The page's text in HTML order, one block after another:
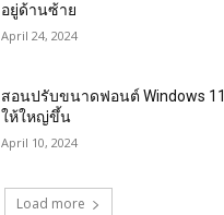
อยู่ด้านซ้าย
April 24, 2024
สอนปรับขนาดฟอนต์ Windows 11
ให้ใหญ่ขึ้น
April 10, 2024
Load more